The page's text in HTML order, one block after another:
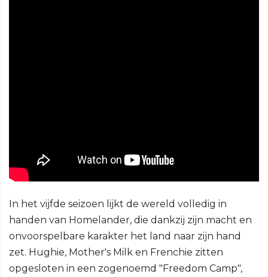
In het vijfde seizoen lijkt de wereld volledig in
handen van Homelander, die dankzij zijn macht en
onvoorspelbare karakter het land naar zijn hand
zet. Hughie, Mother's Milk en Frenchie zitten
opgesloten in een zogenoemd "Freedom Camp",